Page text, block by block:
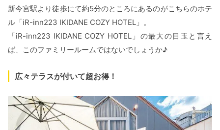
新今宮駅より徒歩にて約5分のところにあるのがこちらのホテ
ル「iR-inn223 IKIDANE COZY HOTEL」。
「iR-inn223 IKIDANE COZY HOTEL」の最大の目玉と言え
ば、このファミリールームではないでしょうか♪
広々テラスが付いて超お得！